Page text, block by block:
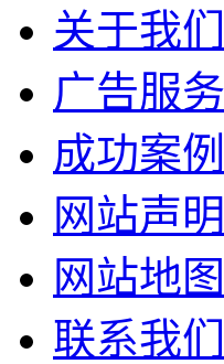
关于我们
广告服务
成功案例
网站声明
网站地图
联系我们